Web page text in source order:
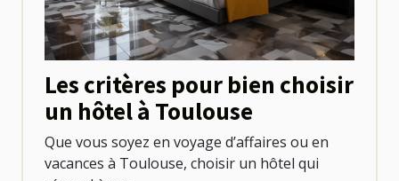
Les critères pour bien choisir
un hôtel à Toulouse
Que vous soyez en voyage d’affaires ou en
vacances à Toulouse, choisir un hôtel qui